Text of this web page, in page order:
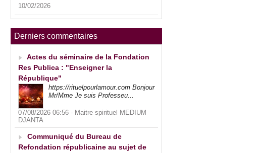
10/02/2026
Derniers commentaires
Actes du séminaire de la Fondation
Res Publica : "Enseigner la
République"
https://rituelpourlamour.com Bonjour
Mr/Mme Je suis Professeu...
07/08/2026 06:56 - Maitre spirituel MEDIUM
DJANTA
Communiqué du Bureau de
Refondation républicaine au sujet de